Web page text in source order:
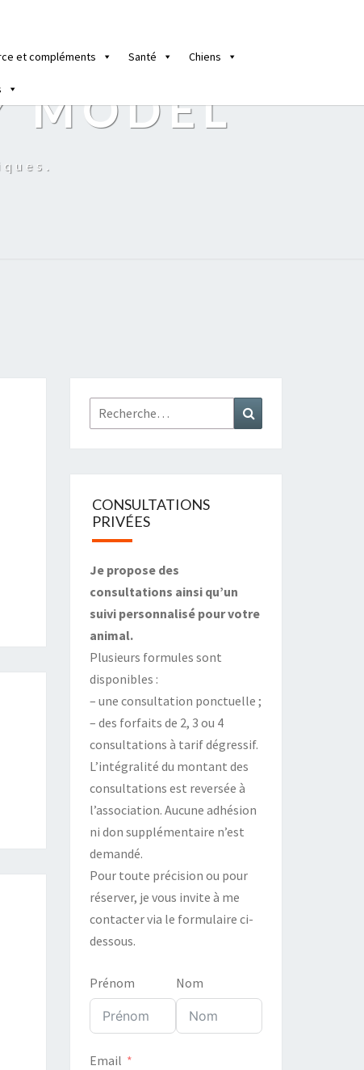
et compléments Santé Chiens
MODEL
Rechercher :
CONSULTATIONS
PRIVÉES
Je propose des
consultations ainsi qu’un
suivi personnalisé pour votre
animal.
Plusieurs formules sont
disponibles :
– une consultation ponctuelle ;
– des forfaits de 2, 3 ou 4
consultations à tarif dégressif.
L’intégralité du montant des
consultations est reversée à
l’association. Aucune adhésion
ni don supplémentaire n’est
demandé.
Pour toute précision ou pour
réserver, je vous invite à me
contacter via le formulaire ci-
dessous.
Prénom Nom
Email